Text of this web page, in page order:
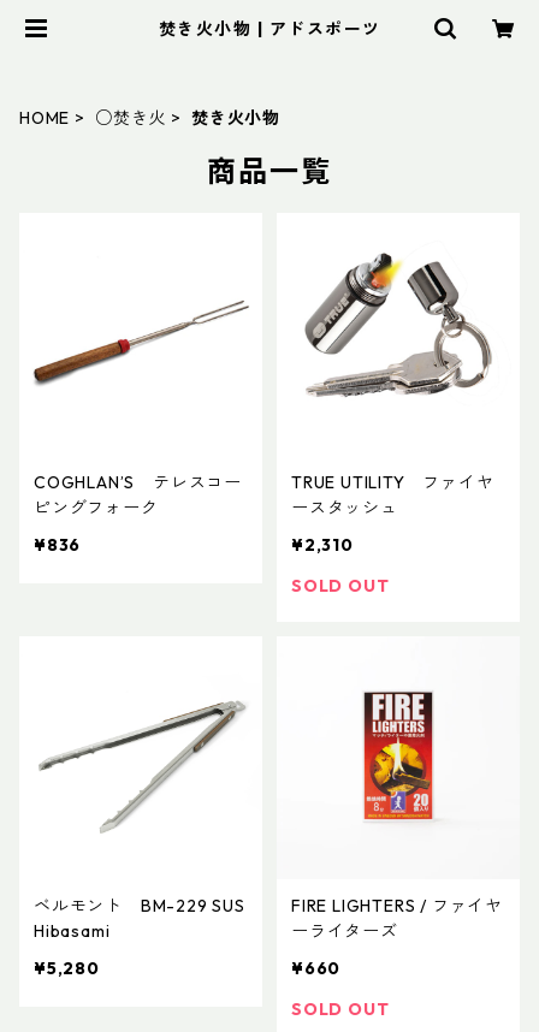
焚き火小物 | アドスポーツ
HOME ○焚き火 焚き火小物
商品一覧
COGHLAN’S テレスコー
ピングフォーク
¥836
TRUE UTILITY ファイヤ
ースタッシュ
¥2,310
SOLD OUT
ベルモント BM-229 SUS
Hibasami
¥5,280
FIRE LIGHTERS / ファイヤ
ーライターズ
¥660
SOLD OUT